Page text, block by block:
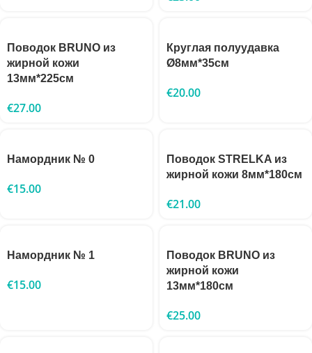
Поводок BRUNO из
жирной кожи
13мм*225см
€27.00
Круглая полуудавка
Ø8мм*35см
€20.00
Намордник № 0
€15.00
Поводок STRELKA из
жирной кожи 8мм*180см
€21.00
Намордник № 1
€15.00
Поводок BRUNO из
жирной кожи
13мм*180см
€25.00